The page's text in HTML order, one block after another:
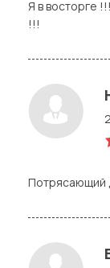
Я в восторге
!!!
Потрясающий